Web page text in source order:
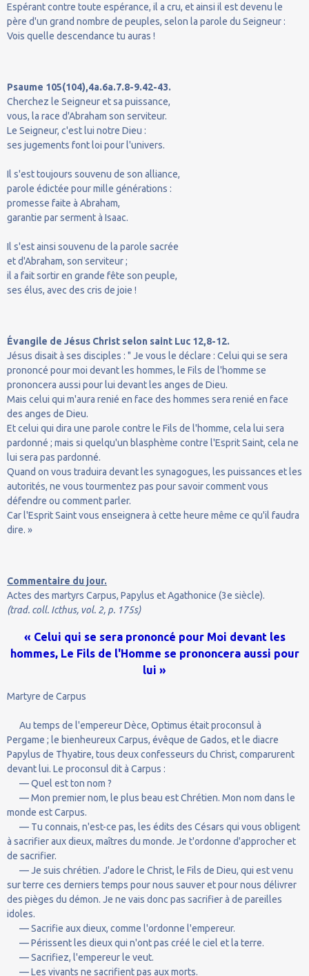
Espérant contre toute espérance, il a cru, et ainsi il est devenu le
père d'un grand nombre de peuples, selon la parole du Seigneur :
Vois quelle descendance tu auras !
Psaume 105(104),4a.6a.7.8-9.42-43.
Cherchez le Seigneur et sa puissance,
vous, la race d'Abraham son serviteur.
Le Seigneur, c'est lui notre Dieu :
ses jugements font loi pour l'univers.
Il s'est toujours souvenu de son alliance,
parole édictée pour mille générations :
promesse faite à Abraham,
garantie par serment à Isaac.
Il s'est ainsi souvenu de la parole sacrée
et d'Abraham, son serviteur ;
il a fait sortir en grande fête son peuple,
ses élus, avec des cris de joie !
Évangile de Jésus Christ selon saint Luc 12,8-12.
Jésus disait à ses disciples : " Je vous le déclare : Celui qui se sera
prononcé pour moi devant les hommes, le Fils de l'homme se
prononcera aussi pour lui devant les anges de Dieu.
Mais celui qui m'aura renié en face des hommes sera renié en face
des anges de Dieu.
Et celui qui dira une parole contre le Fils de l'homme, cela lui sera
pardonné ; mais si quelqu'un blasphème contre l'Esprit Saint, cela ne
lui sera pas pardonné.
Quand on vous traduira devant les synagogues, les puissances et les
autorités, ne vous tourmentez pas pour savoir comment vous
défendre ou comment parler.
Car l'Esprit Saint vous enseignera à cette heure même ce qu'il faudra
dire. »
Commentaire du jour.
Actes des martyrs Carpus, Papylus et Agathonice (3e siècle).
(trad. coll. Icthus, vol. 2, p. 175s)
« Celui qui se sera prononcé pour Moi devant les
hommes, Le Fils de l'Homme se prononcera aussi pour
lui »
Martyre de Carpus
Au temps de l'empereur Dèce, Optimus était proconsul à
Pergame ; le bienheureux Carpus, évêque de Gados, et le diacre
Papylus de Thyatire, tous deux confesseurs du Christ, comparurent
devant lui. Le proconsul dit à Carpus :
— Quel est ton nom ?
— Mon premier nom, le plus beau est Chrétien. Mon nom dans le
monde est Carpus.
— Tu connais, n'est-ce pas, les édits des Césars qui vous obligent
à sacrifier aux dieux, maîtres du monde. Je t'ordonne d'approcher et
de sacrifier.
— Je suis chrétien. J'adore le Christ, le Fils de Dieu, qui est venu
sur terre ces derniers temps pour nous sauver et pour nous délivrer
des pièges du démon. Je ne vais donc pas sacrifier à de pareilles
idoles.
— Sacrifie aux dieux, comme l'ordonne l'empereur.
— Périssent les dieux qui n'ont pas créé le ciel et la terre.
— Sacrifiez, l'empereur le veut.
— Les vivants ne sacrifient pas aux morts.